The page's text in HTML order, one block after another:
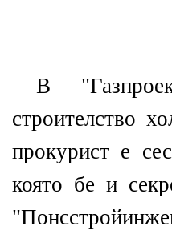
В
строителство
прокурист е
която бе и